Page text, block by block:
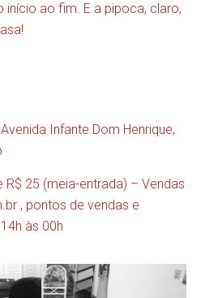
início ao fim. E a pipoca, claro,
Infante Dom Henrique,
R$ 25 (meia-entrada) – Vendas
, pontos de vendas e
às 00h